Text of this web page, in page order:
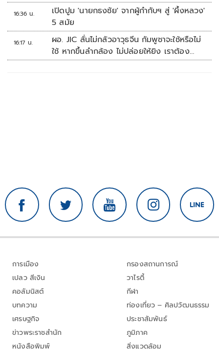
16:36 น.
เปิดปูม 'นายกธงชัย' จากผู้กำกับฯ สู่ 'ผึ้งหลวง'
5 สมัย
16:17 น.
ผอ. JIC ลั่นไม่กลัวอาวุธจีน กัมพูชาจะใช้หรือไม่
ใช้ หากขึ้นลำกล้อง ไม่ปล่อยให้ยิง เราต้อง
จัดการก่อน
การเมือง
เปลว สีเงิน
คอลัมนิสต์
บทความ
เศรษฐกิจ
ข่าวพระราชสำนัก
หนังสือพิมพ์
กรองสถานการณ์
วาไรตี้
กีฬา
ท่องเที่ยว – ศิลปวัฒนธรรม
ประชาสัมพันธ์
ภูมิภาค
สิ่งแวดล้อม